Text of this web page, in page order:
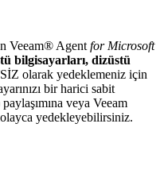
Veeam® Agentfor Microsoft
bilgisayarları, dizüstü
olarak yedeklemeniz için
bir harici sabit
veya Veeam
yedekleyebilirsiniz.